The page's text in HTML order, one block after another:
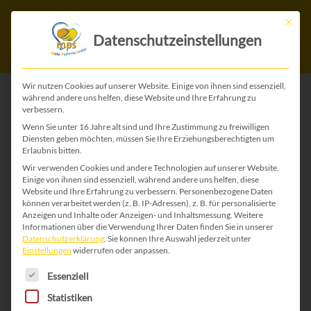
Start/Ostermarkt/ Ostern 51
Mit
Datenschutzeinstellungen
Wir nutzen Cookies auf unserer Website. Einige von ihnen sind essenziell,
während andere uns helfen, diese Website und Ihre Erfahrung zu
verbessern.
Wenn Sie unter 16 Jahre alt sind und Ihre Zustimmung zu freiwilligen
Diensten geben möchten, müssen Sie Ihre Erziehungsberechtigten um
Erlaubnis bitten.
Wir verwenden Cookies und andere Technologien auf unserer Website.
Einige von ihnen sind essenziell, während andere uns helfen, diese
Website und Ihre Erfahrung zu verbessern. Personenbezogene Daten
können verarbeitet werden (z. B. IP-Adressen), z. B. für personalisierte
Anzeigen und Inhalte oder Anzeigen- und Inhaltsmessung. Weitere
Informationen über die Verwendung Ihrer Daten finden Sie in unserer
Datenschutzerklärung. Sie können Ihre Auswahl jederzeit unter
Einstellungen widerrufen oder anpassen.
Es folgt eine Liste der Service-Gruppen, für die
Essenziell
Statistiken